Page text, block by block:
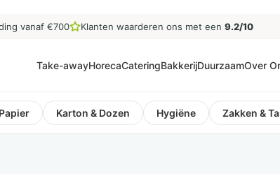
vanaf €700 Klanten waarderen ons met een 9.2/10
Take-awayHorecaCateringBakkerijDuurzaamOver
Papier Karton & Dozen Hygiëne Zakken &